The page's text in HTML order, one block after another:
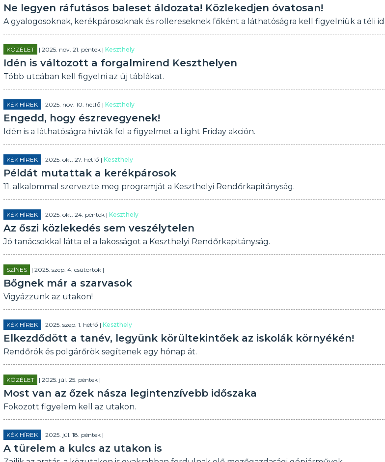
Ne legyen ráfutásos baleset áldozata! Közlekedjen óvatosan!
A gyalogosoknak, kerékpárosoknak és rollereseknek főként a láthatóságra kell figyelniük a téli
KÖZÉLET | 2025. nov. 21. péntek | Keszthely
Idén is változott a forgalmirend Keszthelyen
Több utcában kell figyelni az új táblákat.
KÉK HÍREK | 2025. nov. 10. hétfő | Keszthely
Engedd, hogy észrevegyenek!
Idén is a láthatóságra hívták fel a figyelmet a Light Friday akción.
KÉK HÍREK | 2025. okt. 27. hétfő | Keszthely
Példát mutattak a kerékpárosok
11. alkalommal szervezte meg programját a Keszthelyi Rendőrkapitányság.
KÉK HÍREK | 2025. okt. 24. péntek | Keszthely
Az őszi közlekedés sem veszélytelen
Jó tanácsokkal látta el a lakosságot a Keszthelyi Rendőrkapitányság.
SZÍNES | 2025. szep. 4. csütörtök |
Bőgnek már a szarvasok
Vigyázzunk az utakon!
KÉK HÍREK | 2025. szep. 1. hétfő | Keszthely
Elkezdődött a tanév, legyünk körültekintőek az iskolák környékén!
Rendőrök és polgárőrök segítenek egy hónap át.
KÖZÉLET | 2025. júl. 25. péntek |
Most van az őzek násza legintenzívebb időszaka
Fokozott figyelem kell az utakon.
KÉK HÍREK | 2025. júl. 18. péntek |
A türelem a kulcs az utakon is